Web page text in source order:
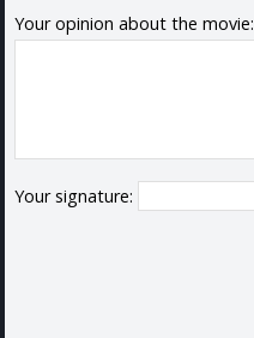
Your opinion about the movie:
Your signature: